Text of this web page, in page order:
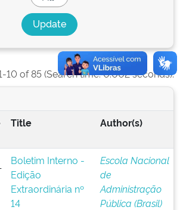
10 of 85 (Search time: 0.002 seconds).
Title Author(s)
Boletim Interno -
Edição
Extraordinária nº
14
Escola Nacional
de
Administração
Pública (Brasil)